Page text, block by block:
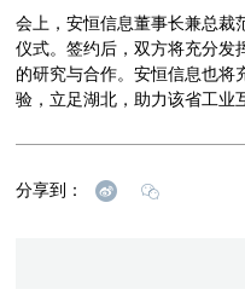
会上，安恒信息董事长兼总裁
仪式。签约后，双方将充分发
的研究与合作。安恒信息也将
验，立足湖北，助力该省工业
分享到：